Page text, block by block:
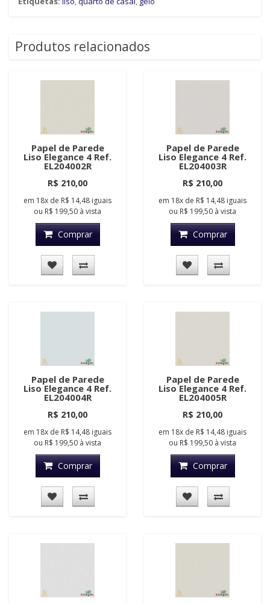
Produtos relacionados
Papel de Parede
Liso Elegance 4 Ref.
EL204002R
R$ 210,00
em 18x de R$ 14,48 iguais
ou R$ 199,50 à vista
Comprar
Papel de Parede
Liso Elegance 4 Ref.
EL204003R
R$ 210,00
em 18x de R$ 14,48 iguais
ou R$ 199,50 à vista
Comprar
Papel de Parede
Liso Elegance 4 Ref.
EL204004R
R$ 210,00
em 18x de R$ 14,48 iguais
ou R$ 199,50 à vista
Comprar
Papel de Parede
Liso Elegance 4 Ref.
EL204005R
R$ 210,00
em 18x de R$ 14,48 iguais
ou R$ 199,50 à vista
Comprar